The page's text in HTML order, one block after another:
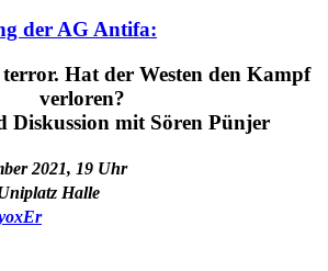
der AG Antifa:
Hat der Westen den Kampf
verloren?
Diskussion mit Sören Pünjer
2021, 19 Uhr
Halle